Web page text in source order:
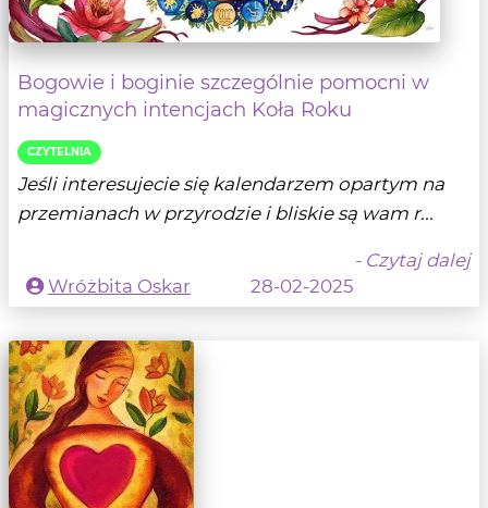
Bogowie i boginie szczególnie pomocni w
magicznych intencjach Koła Roku
CZYTELNIA
Jeśli interesujecie się kalendarzem opartym na
przemianach w przyrodzie i bliskie są wam r...
- Czytaj dalej
Wróżbita Oskar
28-02-2025